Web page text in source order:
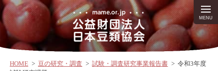
HOME > 豆の研究・調査 > 試験・調査研究事業報告書 > 令和3年度